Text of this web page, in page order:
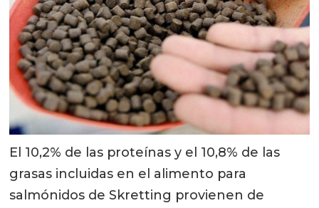
El 10,2% de las proteínas y el 10,8% de las
grasas incluidas en el alimento para
salmónidos de Skretting provienen de